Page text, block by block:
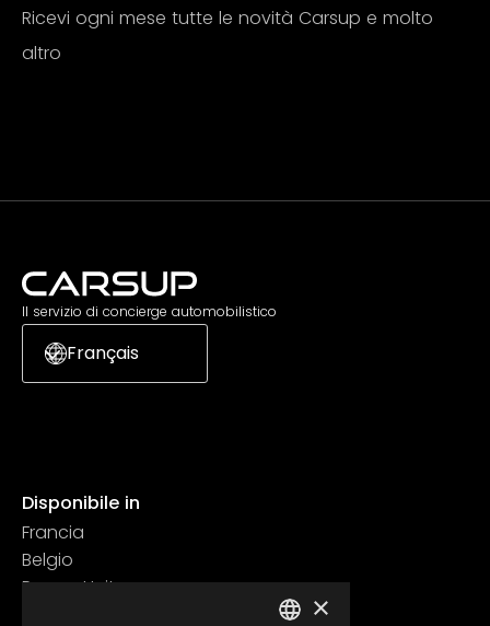
Ricevi ogni mese tutte le novità Carsup e molto
altro
Il servizio di concierge automobilistico
Français
Disponibile in
Francia
Belgio
Regno Unito
×